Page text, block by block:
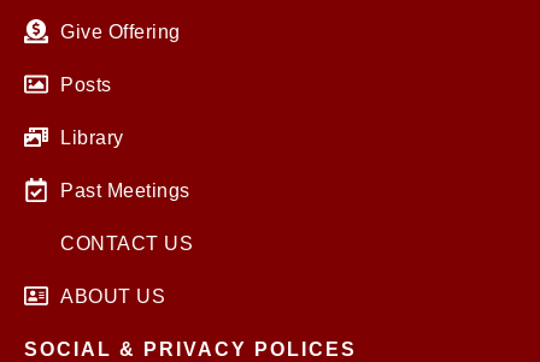
Give Offering
Posts
Library
Past Meetings
CONTACT US
ABOUT US
SOCIAL & PRIVACY POLICES